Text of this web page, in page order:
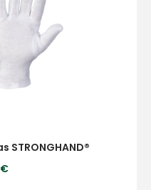
STRONGHAND®